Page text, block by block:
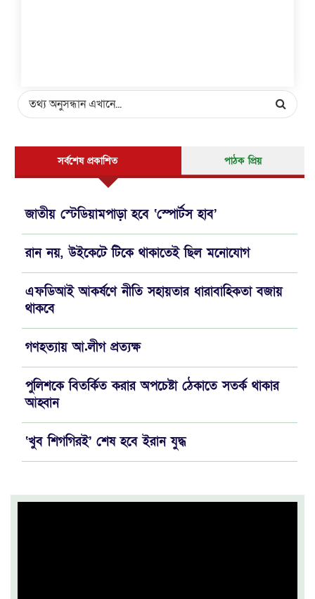
সর্বশেষ প্রকাশিত পাঠক প্রিয়
জাতীয় স্টেডিয়ামপাড়া হবে ‘স্পোর্টস হাব’
রান নয়, উইকেটে টিকে থাকাতেই ছিল মনোযোগ
এফডিআই আকর্ষণে নীতি সহায়তার ধারাবাহিকতা বজায়
থাকবে
গণহত্যায় আ.লীগ প্রত্যক্ষ
পুলিশকে বিতর্কিত করার অপচেষ্টা ঠেকাতে সতর্ক থাকার
আহ্বান
‘খুব শিগগিরই’ শেষ হবে ইরান যুদ্ধ
নির্দেশ